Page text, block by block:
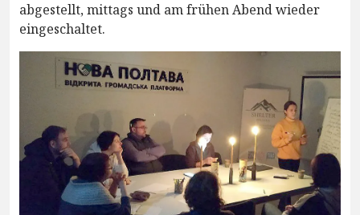
abgestellt, mittags und am frühen Abend wieder
eingeschaltet.